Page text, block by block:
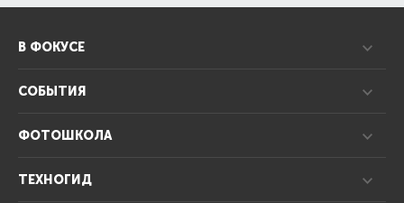
В ФОКУСЕ
СОБЫТИЯ
ФОТОШКОЛА
ТЕХНОГИД